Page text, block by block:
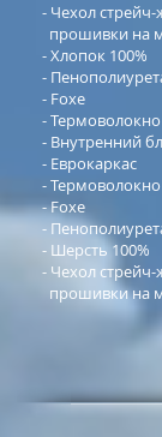
- Чехол
прошивки на
- Хлопок 100%
-
- Foxe
- Термоволокно
- Внутренний
- Еврокаркас
- Термоволокно
- Foxe
-
- Шерсть 100%
- Чехол
прошивки на